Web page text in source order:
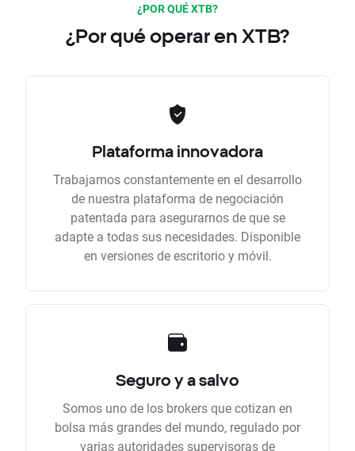
¿POR QUÉ XTB?
¿Por qué operar en XTB?
Plataforma innovadora
Trabajamos constantemente en el desarrollo
de nuestra plataforma de negociación
patentada para asegurarnos de que se
adapte a todas sus necesidades. Disponible
en versiones de escritorio y móvil.
Seguro y a salvo
Somos uno de los brokers que cotizan en
bolsa más grandes del mundo, regulado por
varias autoridades supervisoras de